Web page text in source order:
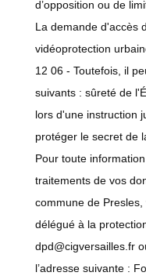
d’opposition ou de
La demande d'accès
vidéoprotection
12 06 - Toutefois, il
suivants : sûreté de
lors d'une instruction
protéger le secret de
Pour toute
traitements de vos
commune de
délégué à la
dpd@cigversailles.fr
l’adresse suivante :